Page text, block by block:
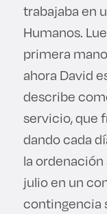
trabajaba en
Humanos.
primera
ahora David
describe
servicio, que
dando cada
la
julio en un
contingencia